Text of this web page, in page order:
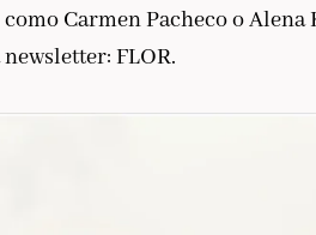
Carmen Pacheco o
FLOR.